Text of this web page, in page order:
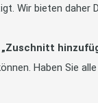
Wir bieten
„Zuschnitt
Haben Sie